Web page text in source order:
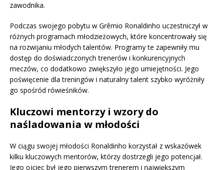
zawodnika.
Podczas swojego pobytu w Grêmio Ronaldinho uczestniczył w
różnych programach młodzieżowych, które koncentrowały się
na rozwijaniu młodych talentów. Programy te zapewniły mu
dostęp do doświadczonych trenerów i konkurencyjnych
meczów, co dodatkowo zwiększyło jego umiejętności. Jego
poświęcenie dla treningów i naturalny talent szybko wyróżniły
go spośród rówieśników.
Kluczowi mentorzy i wzory do
naśladowania w młodości
W ciągu swojej młodości Ronaldinho korzystał z wskazówek
kilku kluczowych mentorów, którzy dostrzegli jego potencjał.
Jego ojciec był jego pierwszym trenerem i największym